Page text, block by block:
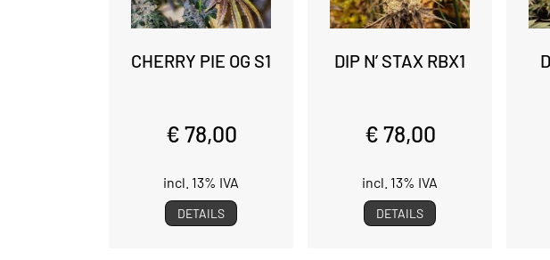
CHERRY PIE OG S1
€ 78,00
incl. 13% IVA
DETAILS
DIP N’ STAX RBX1
€ 78,00
incl. 13% IVA
DETAILS